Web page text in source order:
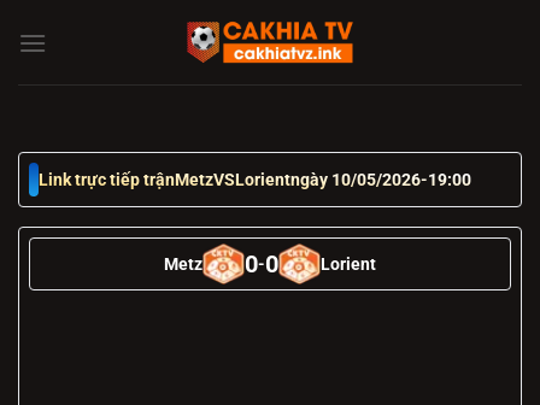
đến
Link trực tiếp trậnMetzVSLorientngày 10/05/2026-19:00
Metz 0-0 Lorient